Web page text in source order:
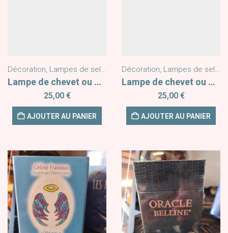
Décoration, Lampes de sel Himalaya ,Nouveautés
Lampe de chevet ou d’ambiance Soleil Lune
25,00 €
AJOUTER AU PANIER
Décoration, Lampes de sel Himalaya
Lampe de chevet ou d’ambiance Lune Œil Protecteur
25,00 €
AJOUTER AU PANIER